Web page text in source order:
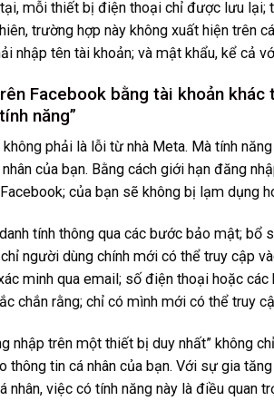
mỗi thiết bị điện thoại chỉ được lưu
trường hợp này không xuất hiện trên
nhập tên tài khoản; và mật khẩu, kể cả
Facebook bằng tài khoản
năng”
phải là lỗi từ nhà Meta. Mà tính
của bạn. Bằng cách giới hạn đăng
của bạn sẽ không bị lạm dụng
tính thông qua các bước bảo mật; bổ
người dùng chính mới có thể truy cập
minh qua email; số điện thoại hoặc các
chắn rằng; chỉ có mình mới có thể truy
nhập trên một thiết bị duy nhất” không
thông tin cá nhân của bạn. Với sự gia
nhân, việc có tính năng này là điều quan